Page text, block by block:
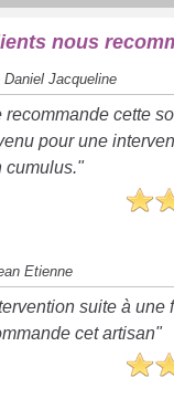
nous
Daniel Jacqueline
recommande cette
pour une
cumulus."
Etienne
suite à une
cet artisan"